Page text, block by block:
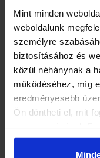
Mint minden
weboldalunk
személyre
biztosításához és
közül néhánynak a
működéséhez, míg
eredményesebb
Ön döntheti el, mit
módosíthatja.
tájékoztatónkban.